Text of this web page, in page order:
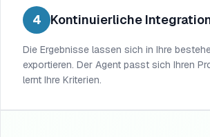
4 Kontinuierliche
Die Ergebnisse lassen sich in Ihre
exportieren. Der Agent passt sich Ihren
lernt Ihre Kriterien.